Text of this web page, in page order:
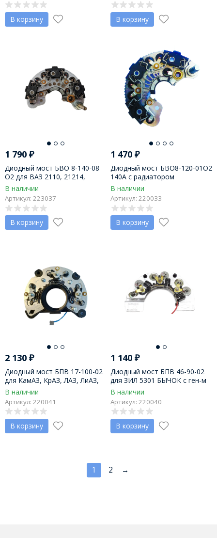
В корзину В корзину
1 790 ₽
Диодный мост БВО 8-140-08
О2 для ВАЗ 2110, 21214,
генераторы 9402.3701С,
9412.3701С (140А) Орбита
В наличии
Артикул: 223037
В корзину
1 470₽
Диодный мост БВО8-120-01О2
140А с радиатором
охлаждения, на генераторы
ЗИТ 9402-14М, 9402-18М,
9402-17М
В наличии
Артикул: 220033
В корзину
2 130 ₽
Диодный мост БПВ 17-100-02
для КамАЗ, КрАЗ, ЛАЗ, ЛиАЗ,
ЗИЛ, на ген-ры 3102.3771,
3112.3771, 3122.3771,
3132.3771, 5702.3701-20,
5702.3701-30
В наличии
Артикул: 220041
В корзину
1 140₽
Диодный мост БПВ 46-90-02
для ЗИЛ 5301 БЫЧОК с ген-м
2022.3771, пр-во АО Орбита г.
Саранск
В наличии
Артикул: 220040
В корзину
1 2 →